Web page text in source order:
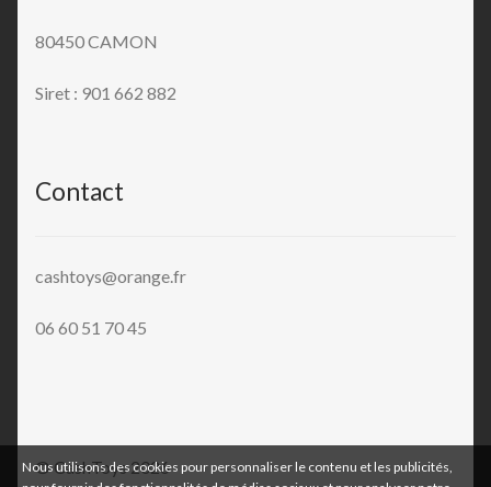
80450 CAMON
Siret : 901 662 882
Contact
cashtoys@orange.fr
06 60 51 70 45
© CashToys 2026
Nous utilisons des cookies pour personnaliser le contenu et les publicités,